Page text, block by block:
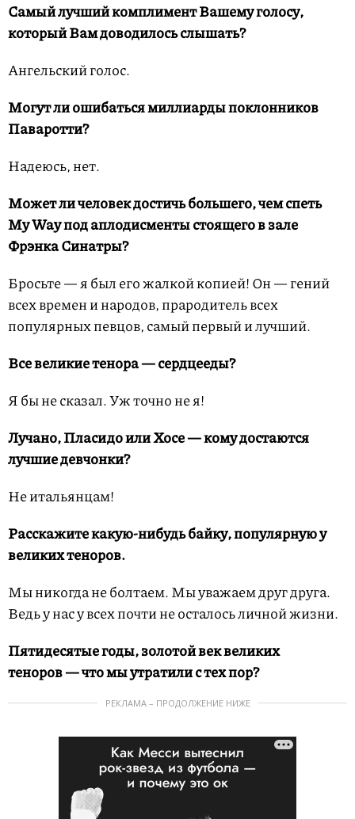
Самый лучший комплимент Вашему голосу,
который Вам доводилось слышать?
Ангельский голос.
Могут ли ошибаться миллиарды поклонников
Паваротти?
Надеюсь, нет.
Может ли человек достичь большего, чем спеть
My Way под аплодисменты стоящего в зале
Фрэнка Синатры?
Бросьте — я был его жалкой копией! Он — гений
всех времен и народов, прародитель всех
популярных певцов, самый первый и лучший.
Все великие тенора — сердцееды?
Я бы не сказал. Уж точно не я!
Лучано, Пласидо или Хосе — кому достаются
лучшие девчонки?
Не итальянцам!
Расскажите какую-нибудь байку, популярную у
великих теноров.
Мы никогда не болтаем. Мы уважаем друг друга.
Ведь у нас у всех почти не осталось личной жизни.
Пятидесятые годы, золотой век великих
теноров — что мы утратили с тех пор?
РЕКЛАМА – ПРОДОЛЖЕНИЕ НИЖЕ